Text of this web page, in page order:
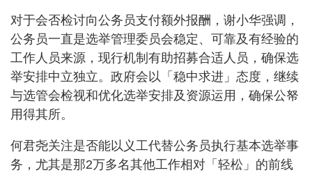
对于会否检讨向公务员支付额外报酬，谢小华强调，
公务员一直是选举管理委员会稳定、可靠及有经验的
工作人员来源，现行机制有助招募合适人员，确保选
举安排中立独立。政府会以「稳中求进」态度，继续
与选管会检视和优化选举安排及资源运用，确保公帑
用得其所。
何君尧关注是否能以义工代替公务员执行基本选举事
务，尤其是那2万多名其他工作相对「轻松」的前线